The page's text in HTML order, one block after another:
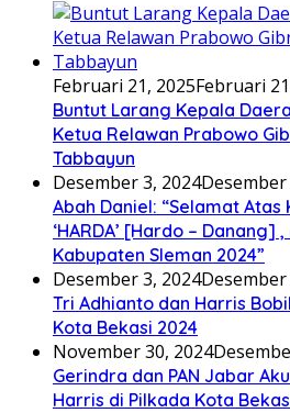
Februari 21, 2025Februari
Buntut Larang Kepala
Ketua Relawan Prabowo
Tabbayun
Desember 3, 2024Desember
Abah Daniel: “Selamat Atas
‘HARDA’ [Hardo – Danang]
Kabupaten Sleman 2024”
Desember 3, 2024Desember
Tri Adhianto dan Harris
Kota Bekasi 2024
November 30, 2024
Gerindra dan PAN Jabar
Harris di Pilkada Kota